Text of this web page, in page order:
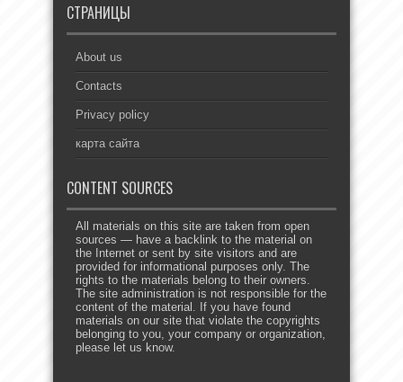
СТРАНИЦЫ
About us
Contacts
Privacy policy
карта сайта
CONTENT SOURCES
All materials on this site are taken from open
sources — have a backlink to the material on
the Internet or sent by site visitors and are
provided for informational purposes only. The
rights to the materials belong to their owners.
The site administration is not responsible for the
content of the material. If you have found
materials on our site that violate the copyrights
belonging to you, your company or organization,
please let us know.